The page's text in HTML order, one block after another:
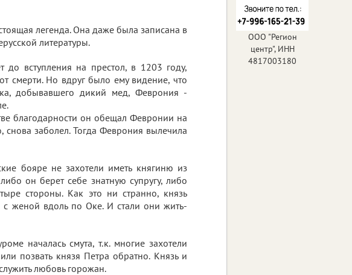
легенда. Она даже была записана в
литературы.
до вступления на престол, в 1203 году,
смерти. Но вдруг было ему видение, что
добывавшего дикий мед, Феврония -
благодарности он обещал Февронии на
заболел. Тогда Феврония вылечила
бояре не захотели иметь княгиню из
он берет себе знатную супругу, либо
стороны. Как это ни странно, князь
с женой вдоль по Оке. И стали они жить-
началась смута, т.к. многие захотели
позвать князя Петра обратно. Князь и
любовь горожан.
ООО "Регион
центр", ИНН
4817003180